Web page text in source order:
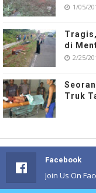
1/05/
di
2/25/
Truk
Facebook
Join Us On